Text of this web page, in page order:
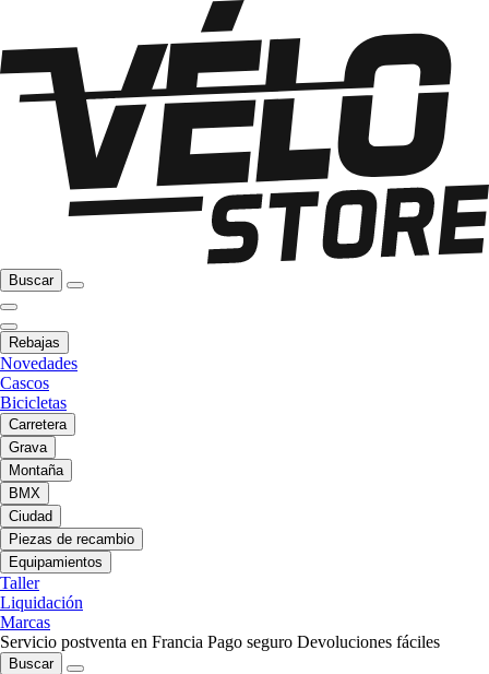
Buscar
Rebajas
Novedades
Cascos
Bicicletas
Carretera
Grava
Montaña
BMX
Ciudad
Piezas de recambio
Equipamientos
Taller
Liquidación
Marcas
Servicio postventa en Francia Pago seguro Devoluciones fáciles
Buscar